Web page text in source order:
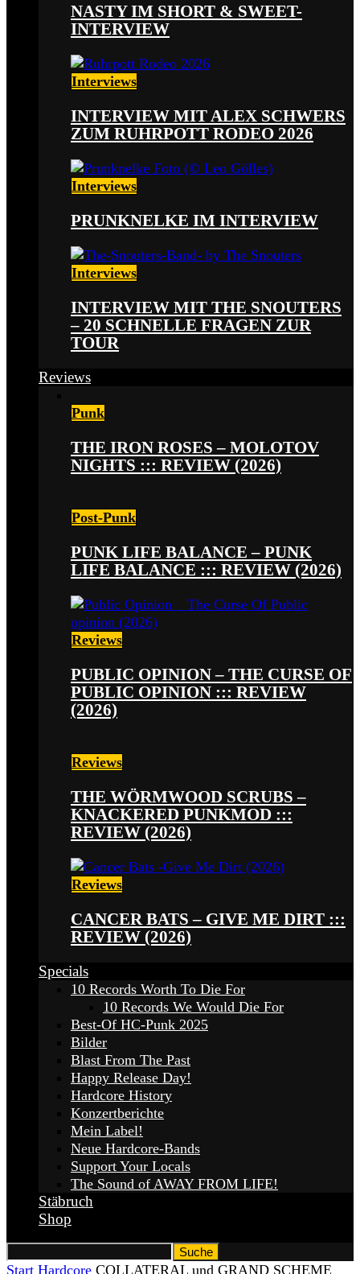
NASTY IM SHORT & SWEET-
INTERVIEW
Interviews
INTERVIEW MIT ALEX SCHWERS
ZUM RUHRPOTT RODEO 2026
Interviews
PRUNKNELKE IM INTERVIEW
Interviews
INTERVIEW MIT THE SNOUTERS
– 20 SCHNELLE FRAGEN ZUR
TOUR
Reviews
Punk
THE IRON ROSES – MOLOTOV
NIGHTS ::: REVIEW (2026)
Post-Punk
PUNK LIFE BALANCE – PUNK
LIFE BALANCE ::: REVIEW (2026)
Reviews
PUBLIC OPINION – THE CURSE OF
PUBLIC OPINION ::: REVIEW
(2026)
Reviews
THE WÖRMWOOD SCRUBS –
KNACKERED PUNKMOD :::
REVIEW (2026)
Reviews
CANCER BATS – GIVE ME DIRT :::
REVIEW (2026)
Specials
10 Records Worth To Die For
10 Records We Would Die For
Best-Of HC-Punk 2025
Bilder
Blast From The Past
Happy Release Day!
Hardcore History
Konzertberichte
Mein Label!
Neue Hardcore-Bands
Support Your Locals
The Sound of AWAY FROM LIFE!
Stäbruch
Shop
Start Hardcore COLLATERAL und GRAND SCHEME